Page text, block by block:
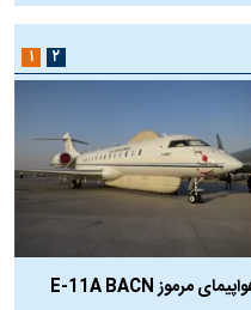
هواپیمای مرموز E-11A BACN
۱ ۲